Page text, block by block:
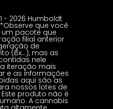
- 2026 Humboldt
que você
pacote que
filial anterior
de
(Bx…), mas as
nele
iteração mais
e as informações
aqui são as
nossos lotes de
produto não é
A cannabis